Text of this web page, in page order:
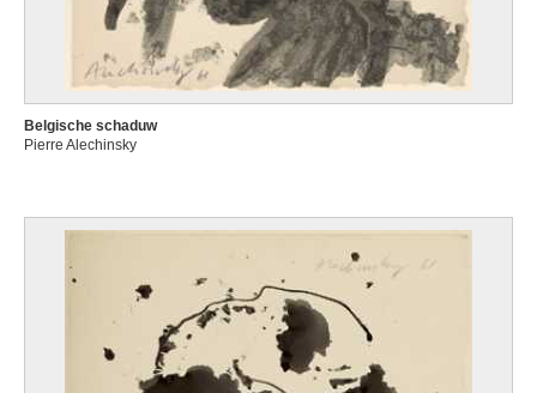
Belgische schaduw
Pierre Alechinsky